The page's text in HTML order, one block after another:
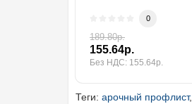
0
189.80р.
155.64р.
Без НДС: 155.64р.
Теги: арочный профлист,